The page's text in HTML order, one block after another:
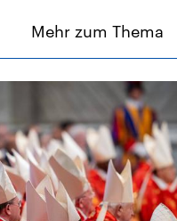
Mehr zum Thema